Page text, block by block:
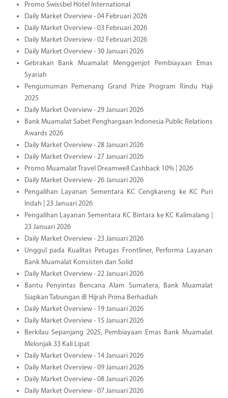
Promo Swissbel Hotel International
Daily Market Overview - 04 Februari 2026
Daily Market Overview - 03 Februari 2026
Daily Market Overview - 02 Februari 2026
Daily Market Overview - 30 Januari 2026
Gebrakan Bank Muamalat Menggenjot Pembiayaan Emas
Syariah
Pengumuman Pemenang Grand Prize Program Rindu Haji
2025
Daily Market Overview - 29 Januari 2026
Bank Muamalat Sabet Penghargaan Indonesia Public Relations
Awards 2026
Daily Market Overview - 28 Januari 2026
Daily Market Overview - 27 Januari 2026
Promo Muamalat Travel Dreamwell Cashback 10% | 2026
Daily Market Overview - 26 Januari 2026
Pengalihan Layanan Sementara KC Cengkareng ke KC Puri
Indah | 23 Januari 2026
Pengalihan Layanan Sementara KC Bintara ke KC Kalimalang |
23 Januari 2026
Daily Market Overview - 23 Januari 2026
Unggul pada Kualitas Petugas Frontliner, Performa Layanan
Bank Muamalat Konsisten dan Solid
Daily Market Overview - 22 Januari 2026
Bantu Penyintas Bencana Alam Sumatera, Bank Muamalat
Siapkan Tabungan iB Hijrah Prima Berhadiah
Daily Market Overview - 19 Januari 2026
Daily Market Overview - 15 Januari 2026
Berkilau Sepanjang 2025, Pembiayaan Emas Bank Muamalat
Melonjak 33 Kali Lipat
Daily Market Overview - 14 Januari 2026
Daily Market Overview - 09 Januari 2026
Daily Market Overview - 08 Januari 2026
Daily Market Overview - 07 Januari 2026